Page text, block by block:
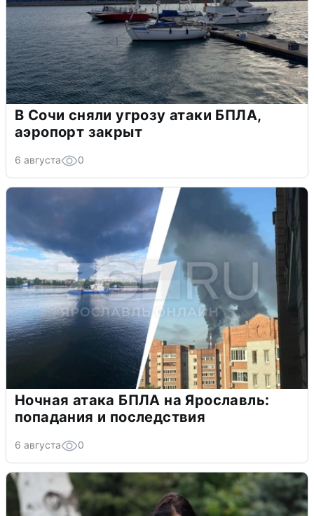
В Сочи сняли угрозу атаки БПЛА,
аэропорт закрыт
6 августа 0
Ночная атака БПЛА на Ярославль:
попадания и последствия
6 августа 0